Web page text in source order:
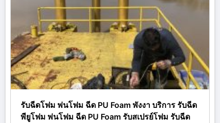
รับฉีดโฟม พ่นโฟม ฉีด PU Foam พังงา บริการ รับฉีด
พียูโฟม พ่นโฟม ฉีด PU Foam รับสเปรย์โฟม รับฉีด